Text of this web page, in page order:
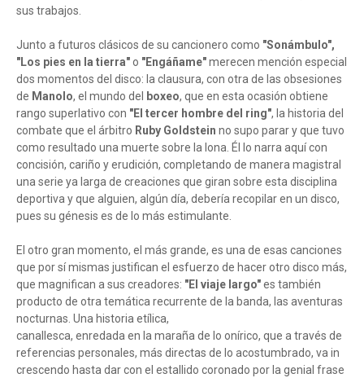
sus trabajos.
Junto a futuros clásicos de su cancionero como "Sonámbulo",
"Los pies en la tierra"o "Engáñame"merecen mención especial
dos momentos del disco: la clausura, con otra de las obsesiones
de Manolo, el mundo del boxeo, que en esta ocasión obtiene
rango superlativo con "El tercer hombre del ring", la historia del
combate que el árbitro Ruby Goldstein no supo parar y que tuvo
como resultado una muerte sobre la lona. Él lo narra aquí con
concisión, cariño y erudición, completando de manera magistral
una serie ya larga de creaciones que giran sobre esta disciplina
deportiva y que alguien, algún día, debería recopilar en un disco,
pues su génesis es de lo más estimulante.
El otro gran momento, el más grande, es una de esas canciones
que por sí mismas justifican el esfuerzo de hacer otro disco más,
que magnifican a sus creadores: "El viaje largo"es también
producto de otra temática recurrente de la banda, las aventuras
nocturnas. Una historia etílica,
canallesca, enredada en la maraña de lo onírico, que a través de
referencias personales, más directas de lo acostumbrado, va in
crescendo hasta dar con el estallido coronado por la genial frase